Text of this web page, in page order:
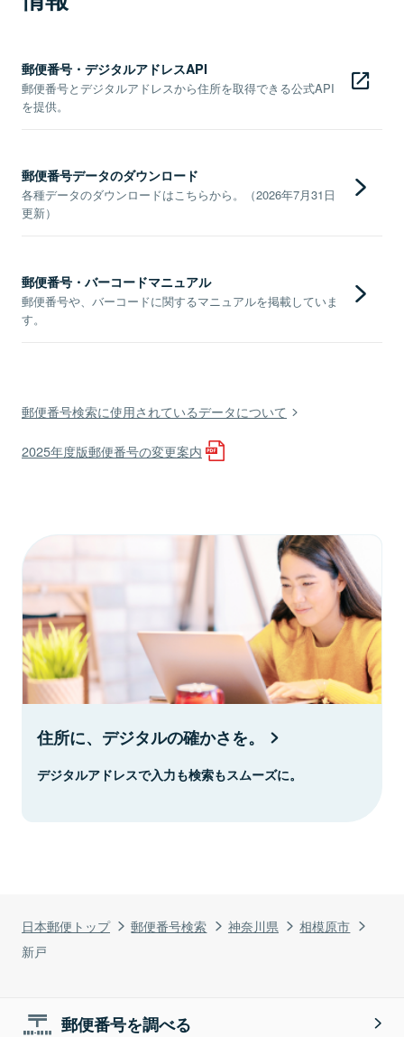
日本郵便トップ 郵便番号検索 神奈川県
相模原市
新戸
郵便番号・デジタルアドレスAPI
郵便番号とデジタルアドレスから住所を取得できる公式API
を提供。
郵便番号データのダウンロード
各種データのダウンロードはこちらから。（2026年7月31日
更新）
郵便番号・バーコードマニュアル
郵便番号や、バーコードに関するマニュアルを掲載していま
す。
郵便番号検索に使用されているデータについて
2025年度版郵便番号の変更案内
住所に、デジタルの確かさを。
デジタルアドレスで入力も検索もスムーズに。
郵便番号を調べる